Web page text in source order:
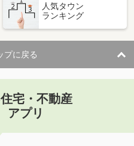
人気タウン
ランキング
プに戻る
宅・不動産
アプリ